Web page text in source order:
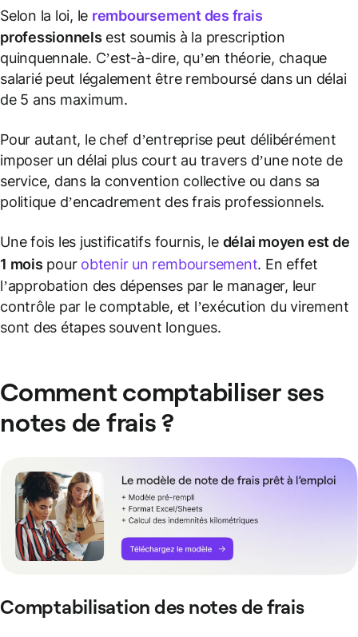
Selon la loi, le remboursement des frais
professionnels est soumis à la prescription
quinquennale. C’est-à-dire, qu’en théorie, chaque
salarié peut légalement être remboursé dans un délai
de 5 ans maximum.
Pour autant, le chef d’entreprise peut délibérément
imposer un délai plus court au travers d’une note de
service, dans la convention collective ou dans sa
politique d’encadrement des frais professionnels.
Une fois les justificatifs fournis, le délai moyen est de
1 mois pour obtenir un remboursement. En effet
l’approbation des dépenses par le manager, leur
contrôle par le comptable, et l’exécution du virement
sont des étapes souvent longues.
Comment comptabiliser ses
notes de frais ?
Comptabilisation des notes de frais